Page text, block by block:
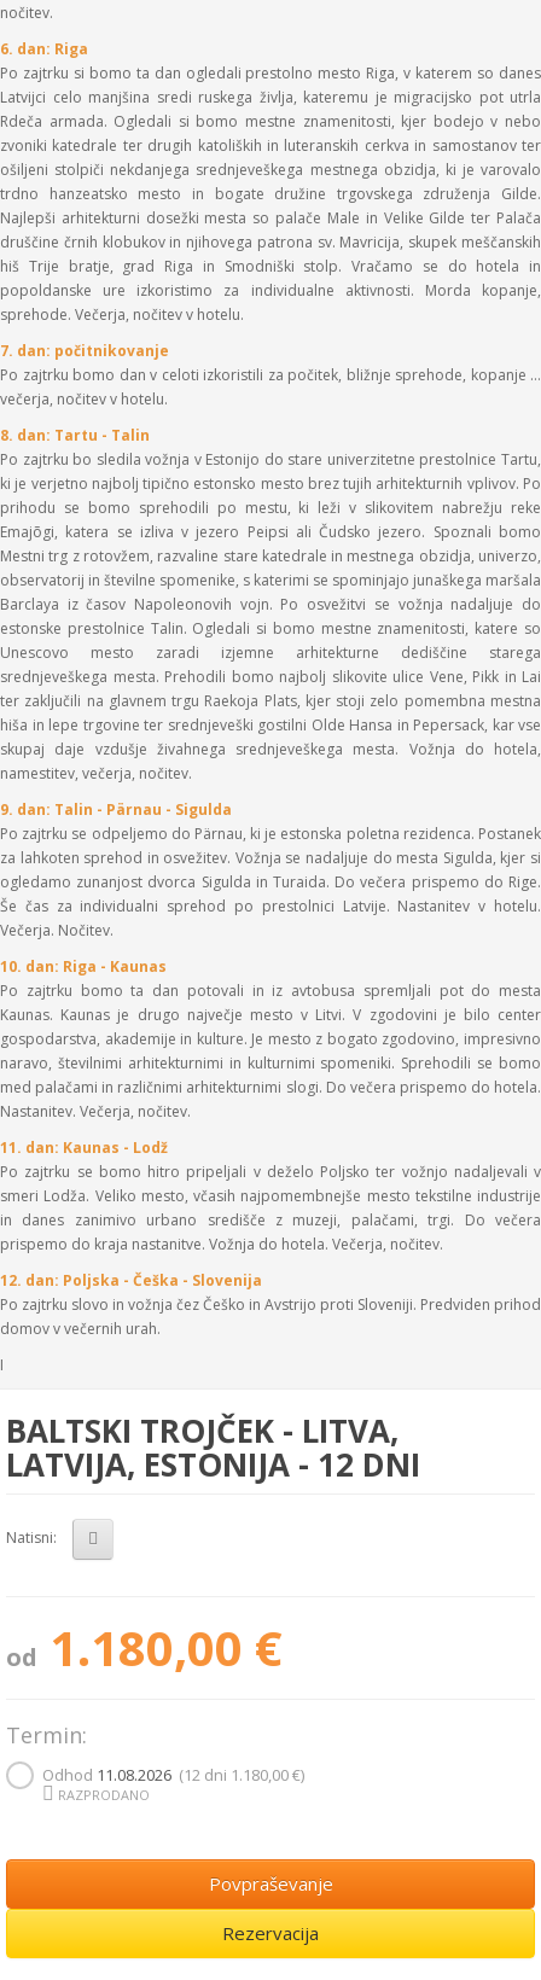
nočitev.
6. dan: Riga
Po zajtrku si bomo ta dan ogledali prestolno mesto Riga, v katerem so danes
Latvijci celo manjšina sredi ruskega življa, kateremu je migracijsko pot utrla
Rdeča armada. Ogledali si bomo mestne znamenitosti, kjer bodejo v nebo
zvoniki katedrale ter drugih katoliških in luteranskih cerkva in samostanov ter
ošiljeni stolpiči nekdanjega srednjeveškega mestnega obzidja, ki je varovalo
trdno hanzeatsko mesto in bogate družine trgovskega združenja Gilde.
Najlepši arhitekturni dosežki mesta so palače Male in Velike Gilde ter Palača
druščine črnih klobukov in njihovega patrona sv. Mavricija, skupek meščanskih
hiš Trije bratje, grad Riga in Smodniški stolp. Vračamo se do hotela in
popoldanske ure izkoristimo za individualne aktivnosti. Morda kopanje,
sprehode. Večerja, nočitev v hotelu.
7. dan: počitnikovanje
Po zajtrku bomo dan v celoti izkoristili za počitek, bližnje sprehode, kopanje …
večerja, nočitev v hotelu.
8. dan: Tartu - Talin
Po zajtrku bo sledila vožnja v Estonijo do stare univerzitetne prestolnice Tartu,
ki je verjetno najbolj tipično estonsko mesto brez tujih arhitekturnih vplivov. Po
prihodu se bomo sprehodili po mestu, ki leži v slikovitem nabrežju reke
Emajõgi, katera se izliva v jezero Peipsi ali Čudsko jezero. Spoznali bomo
Mestni trg z rotovžem, razvaline stare katedrale in mestnega obzidja, univerzo,
observatorij in številne spomenike, s katerimi se spominjajo junaškega maršala
Barclaya iz časov Napoleonovih vojn. Po osvežitvi se vožnja nadaljuje do
estonske prestolnice Talin. Ogledali si bomo mestne znamenitosti, katere so
Unescovo mesto zaradi izjemne arhitekturne dediščine starega
srednjeveškega mesta. Prehodili bomo najbolj slikovite ulice Vene, Pikk in Lai
ter zaključili na glavnem trgu Raekoja Plats, kjer stoji zelo pomembna mestna
hiša in lepe trgovine ter srednjeveški gostilni Olde Hansa in Pepersack, kar vse
skupaj daje vzdušje živahnega srednjeveškega mesta. Vožnja do hotela,
namestitev, večerja, nočitev.
9. dan: Talin - Pärnau - Sigulda
Po zajtrku se odpeljemo do Pärnau, ki je estonska poletna rezidenca. Postanek
za lahkoten sprehod in osvežitev. Vožnja se nadaljuje do mesta Sigulda, kjer si
ogledamo zunanjost dvorca Sigulda in Turaida. Do večera prispemo do Rige.
Še čas za individualni sprehod po prestolnici Latvije. Nastanitev v hotelu.
Večerja. Nočitev.
10. dan: Riga - Kaunas
Po zajtrku bomo ta dan potovali in iz avtobusa spremljali pot do mesta
Kaunas. Kaunas je drugo največje mesto v Litvi. V zgodovini je bilo center
gospodarstva, akademije in kulture. Je mesto z bogato zgodovino, impresivno
naravo, številnimi arhitekturnimi in kulturnimi spomeniki. Sprehodili se bomo
med palačami in različnimi arhitekturnimi slogi. Do večera prispemo do hotela.
Nastanitev. Večerja, nočitev.
11. dan: Kaunas - Lodž
Po zajtrku se bomo hitro pripeljali v deželo Poljsko ter vožnjo nadaljevali v
smeri Lodža. Veliko mesto, včasih najpomembnejše mesto tekstilne industrije
in danes zanimivo urbano središče z muzeji, palačami, trgi. Do večera
prispemo do kraja nastanitve. Vožnja do hotela. Večerja, nočitev.
12. dan: Poljska - Češka - Slovenija
Po zajtrku slovo in vožnja čez Češko in Avstrijo proti Sloveniji. Predviden prihod
domov v večernih urah.
I
BALTSKI TROJČEK - LITVA,
LATVIJA, ESTONIJA - 12 DNI
Natisni:
od 1.180,00 €
Termin:
Odhod 11.08.2026 (12 dni 1.180,00 €)
RAZPRODANO
Povpraševanje
Rezervacija